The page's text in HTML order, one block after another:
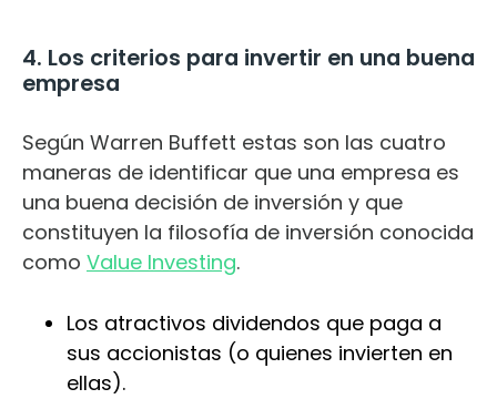
4. Los criterios para invertir en una buena
empresa
Según Warren Buffett estas son las cuatro
maneras de identificar que una empresa es
una buena decisión de inversión y que
constituyen la filosofía de inversión conocida
como Value Investing.
Los atractivos dividendos que paga a
sus accionistas (o quienes invierten en
ellas).